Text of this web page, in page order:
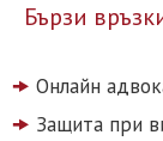
Бързи
Онлайн
Защита при